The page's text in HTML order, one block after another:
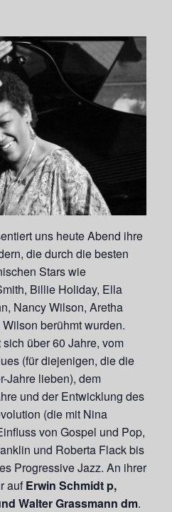
uns heute Abend ihre
die durch die besten
Stars wie
Billie Holiday, Ella
Nancy Wilson, Aretha
berühmt wurden.
über 60 Jahre, vom
(für diejenigen, die die
Jahre lieben), dem
und der Entwicklung des
(die mit Nina
von Gospel und Pop,
und Roberta Flack bis
Progressive Jazz. An ihrer
aufErwin Schmidt p,
Walter Grassmann dm.